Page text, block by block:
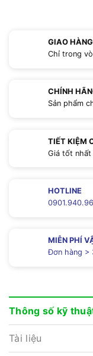
GIAO
Chỉ trong
CHÍNH
Sản phẩm
TIẾT KIỆM
Giá tốt
HOTLINE
MIỄN PHÍ
Đơn hàng >
Thông số kỹ
Tài liệu